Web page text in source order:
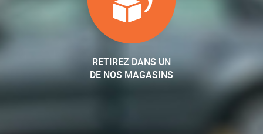
RETIREZ DANS UN
DE NOS MAGASINS